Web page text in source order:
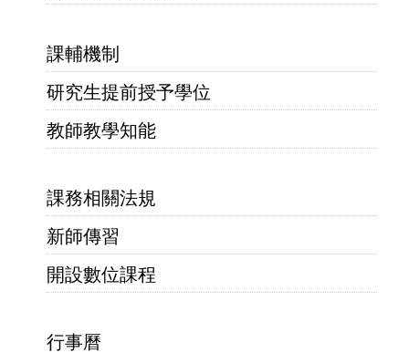
課輔機制
研究生提前授予學位
教師教學知能
課務相關法規
新師傳習
開設數位課程
行事曆